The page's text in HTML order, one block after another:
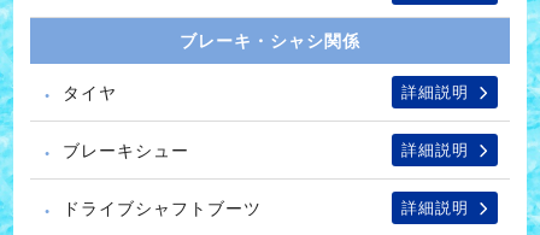
ブレーキ・シャシ関係
タイヤ 詳細説明
ブレーキシュー 詳細説明
ドライブシャフトブーツ 詳細説明